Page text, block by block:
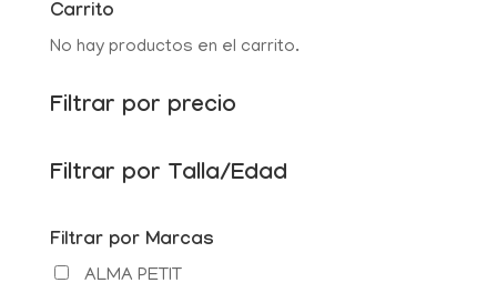
Carrito
No hay productos en el carrito.
Filtrar por precio
Filtrar por Talla/Edad
Filtrar por Marcas
ALMA PETIT